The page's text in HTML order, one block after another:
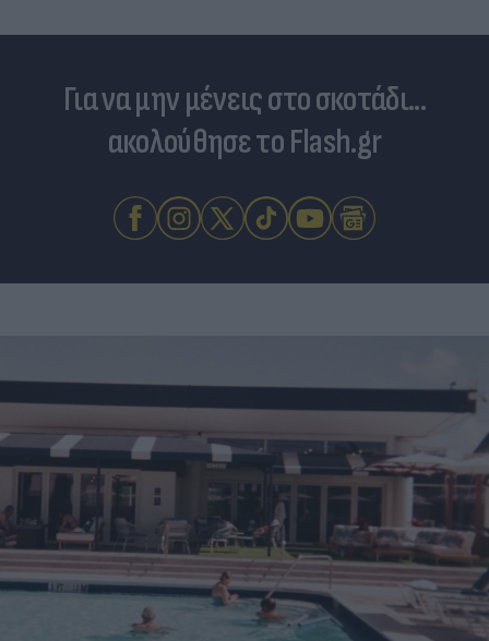
Για να μην μένεις στο σκοτάδι...
ακολούθησε το Flash.gr